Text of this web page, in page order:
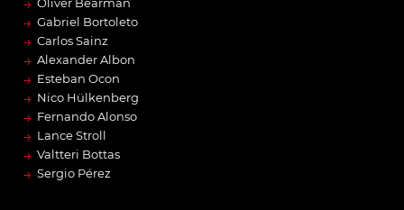
→ Gabriel Bortoleto
→ Carlos Sainz
→ Alexander Albon
→ Esteban Ocon
→ Nico Hülkenberg
→ Fernando Alonso
→ Lance Stroll
→ Valtteri Bottas
→ Sergio Pérez